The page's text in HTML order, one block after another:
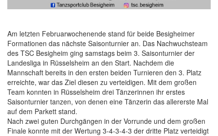
Am letzten Februarwochenende stand für beide Besigheimer
Formationen das nächste Saisonturnier an. Das Nachwuchsteam
des TSC Besigheim ging samstags beim 3. Saisonturnier der
Landesliga in Rüsselsheim an den Start. Nachdem die
Mannschaft bereits in den ersten beiden Turnieren den 3. Platz
erreichte, war das Ziel diesen zu verteidigen. Mit dem großen
Team konnten in Rüsselsheim drei Tänzerinnen ihr erstes
Saisonturnier tanzen, von denen eine Tänzerin das allererste Mal
auf dem Parkett stand.
Nach zwei guten Durchgängen in der Vorrunde und dem großen
Finale konnte mit der Wertung 3-4-3-4-3 der dritte Platz verteidigt